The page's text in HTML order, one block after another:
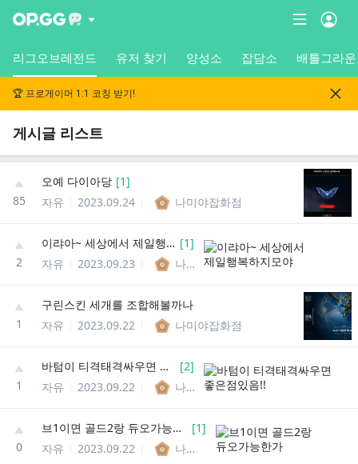
리그오브레전드 유저 찾기 양성소 잡담소 배틀그라
🏆 프로게이머 1:1 코칭 받기!
게시글 리스트
85
오예 다이아당 [1]
자유
2023.09.24 나미야잡화점
2
이랴아~ 세상에서 제일행복하지모야 [1]
자유
2023.09.23 나미야잡화점
1
구린스킨 세개를 조합해볼까나
자유
2023.09.22 나미야잡화점
1
바텀이 티격태격싸우면 좋은점있음!! [2]
자유
2023.09.22 나미야잡화점
0
브1이면 골드2랑 듀오가능한가 [1]
자유
2023.09.22 나미야잡화점